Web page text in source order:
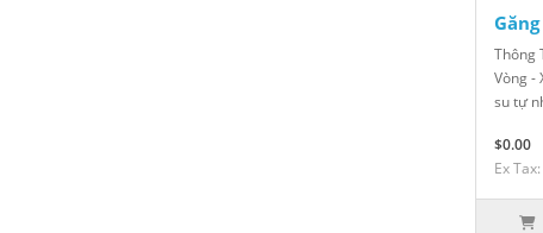
Thông
Vòng -
su tự
$0.00
Ex